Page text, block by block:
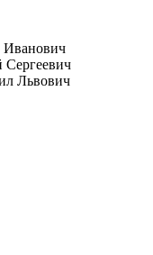
Иванович
Сергеевич
Львович